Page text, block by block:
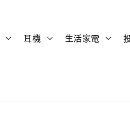
耳機 生活家電